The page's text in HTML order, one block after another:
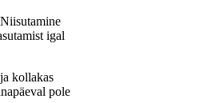
igal
kollakas
pole